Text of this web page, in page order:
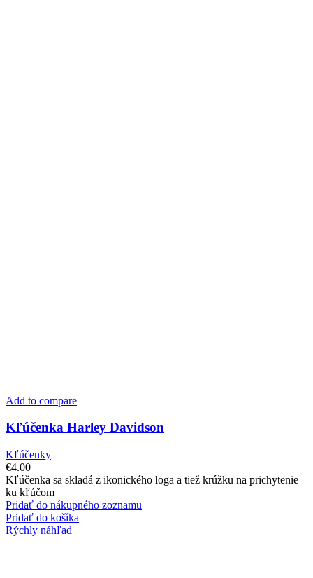
Add to compare
Kľúčenka Harley Davidson
Kľúčenky
€4.00
Kľúčenka sa skladá z ikonického loga a tiež krúžku na prichytenie
ku kľúčom
Pridať do nákupného zoznamu
Pridať do košíka
Rýchly náhľad